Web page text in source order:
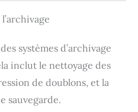
relever les accoudoirs et
table pour gagner de la
place. Facile à Assembler:
Cette chaise de bureau est
très facile à installer,
seulement 6 étapes, et est
livrée avec toutes les
systèmes d’archivage
inclut le nettoyage des
de doublons, et la
sauvegarde.